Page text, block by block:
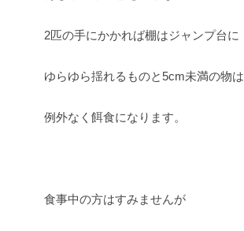
2匹の手にかかれば棚はジャンプ台に
ゆらゆら揺れるものと5cm未満の物は
例外なく餌食になります。
食事中の方はすみませんが